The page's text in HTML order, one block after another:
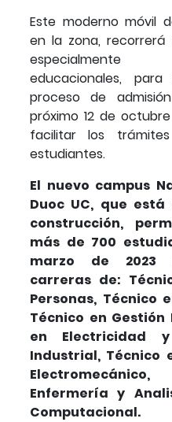
Este moderno móvil
en la zona, recorrerá
especialmente
educacionales,
proceso de
próximo 12 de
facilitar los
estudiantes.
El nuevo campus
Duoc UC, que
construcción,
más de 700
marzo de 2023
carreras de:
Personas, Técnico
Técnico en Gestión
en Electricidad y
Industrial, Técnico
Enfermería y
Computacional.